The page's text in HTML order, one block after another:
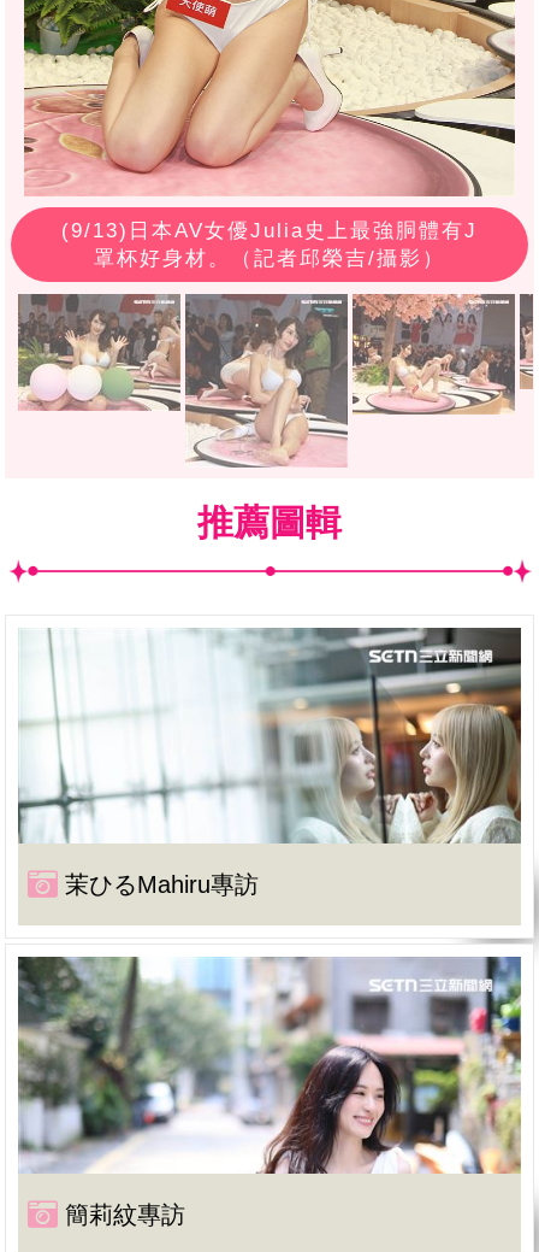
(9/13)日本AV女優Julia史上最強胴體有J
罩杯好身材。（記者邱榮吉/攝影）
推薦圖輯
茉ひるMahiru專訪
簡莉紋專訪